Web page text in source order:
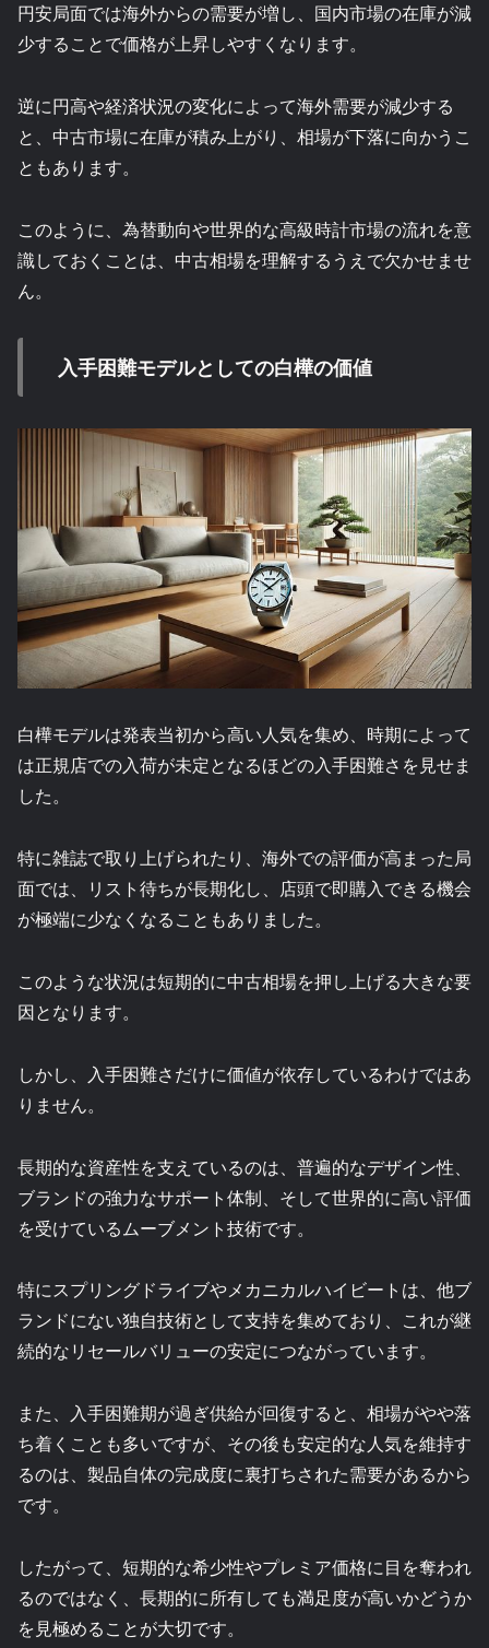
円安局面では海外からの需要が増し、国内市場の在庫が減
少することで価格が上昇しやすくなります。
逆に円高や経済状況の変化によって海外需要が減少する
と、中古市場に在庫が積み上がり、相場が下落に向かうこ
ともあります。
このように、為替動向や世界的な高級時計市場の流れを意
識しておくことは、中古相場を理解するうえで欠かせませ
ん。
入手困難モデルとしての白樺の価値
白樺モデルは発表当初から高い人気を集め、時期によって
は正規店での入荷が未定となるほどの入手困難さを見せま
した。
特に雑誌で取り上げられたり、海外での評価が高まった局
面では、リスト待ちが長期化し、店頭で即購入できる機会
が極端に少なくなることもありました。
このような状況は短期的に中古相場を押し上げる大きな要
因となります。
しかし、入手困難さだけに価値が依存しているわけではあ
りません。
長期的な資産性を支えているのは、普遍的なデザイン性、
ブランドの強力なサポート体制、そして世界的に高い評価
を受けているムーブメント技術です。
特にスプリングドライブやメカニカルハイビートは、他ブ
ランドにない独自技術として支持を集めており、これが継
続的なリセールバリューの安定につながっています。
また、入手困難期が過ぎ供給が回復すると、相場がやや落
ち着くことも多いですが、その後も安定的な人気を維持す
るのは、製品自体の完成度に裏打ちされた需要があるから
です。
したがって、短期的な希少性やプレミア価格に目を奪われ
るのではなく、長期的に所有しても満足度が高いかどうか
を見極めることが大切です。